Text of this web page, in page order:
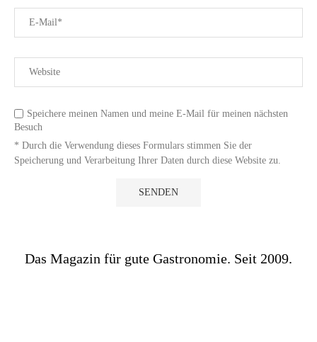
Speichere meinen Namen und meine E-Mail für meinen nächsten
Besuch
* Durch die Verwendung dieses Formulars stimmen Sie der
Speicherung und Verarbeitung Ihrer Daten durch diese Website zu.
Das Magazin für gute Gastronomie. Seit 2009.